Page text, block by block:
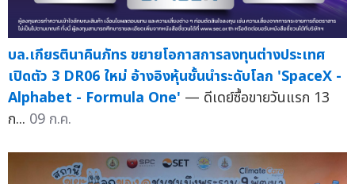
บล.เกียรตินาคินภัทร ขยายโอกาสการลงทุนต่างประเทศ
เปิดตัว 3 DR06 ใหม่ อ้างอิงหุ้นชั้นนำระดับโลก 'SpaceX -
Alphabet - Formula One' — ดีเดย์ซื้อขายวันแรก 13
ก... 09 ก.ค.